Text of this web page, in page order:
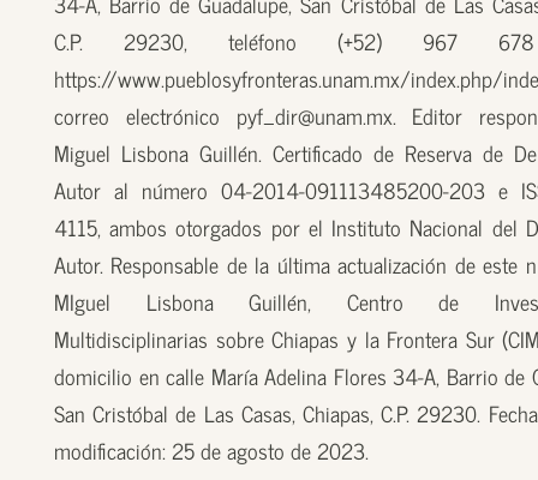
C.P. 29230, teléfono (+52) 967
https://www.pueblosyfronteras.unam.mx/index.php/
correo electrónico pyf_dir@unam.mx. Editor
Miguel Lisbona Guillén. Certificado de Reserva de
Autor al número 04-2014-091113485200-203 e
4115, ambos otorgados por el Instituto Nacional del
Autor. Responsable de la última actualización de este
MIguel Lisbona Guillén, Centro de
Multidisciplinarias sobre Chiapas y la Frontera Sur
domicilio en calle María Adelina Flores 34-A, Barrio de
San Cristóbal de Las Casas, Chiapas, C.P. 29230.
modificación: 25 de agosto de 2023.